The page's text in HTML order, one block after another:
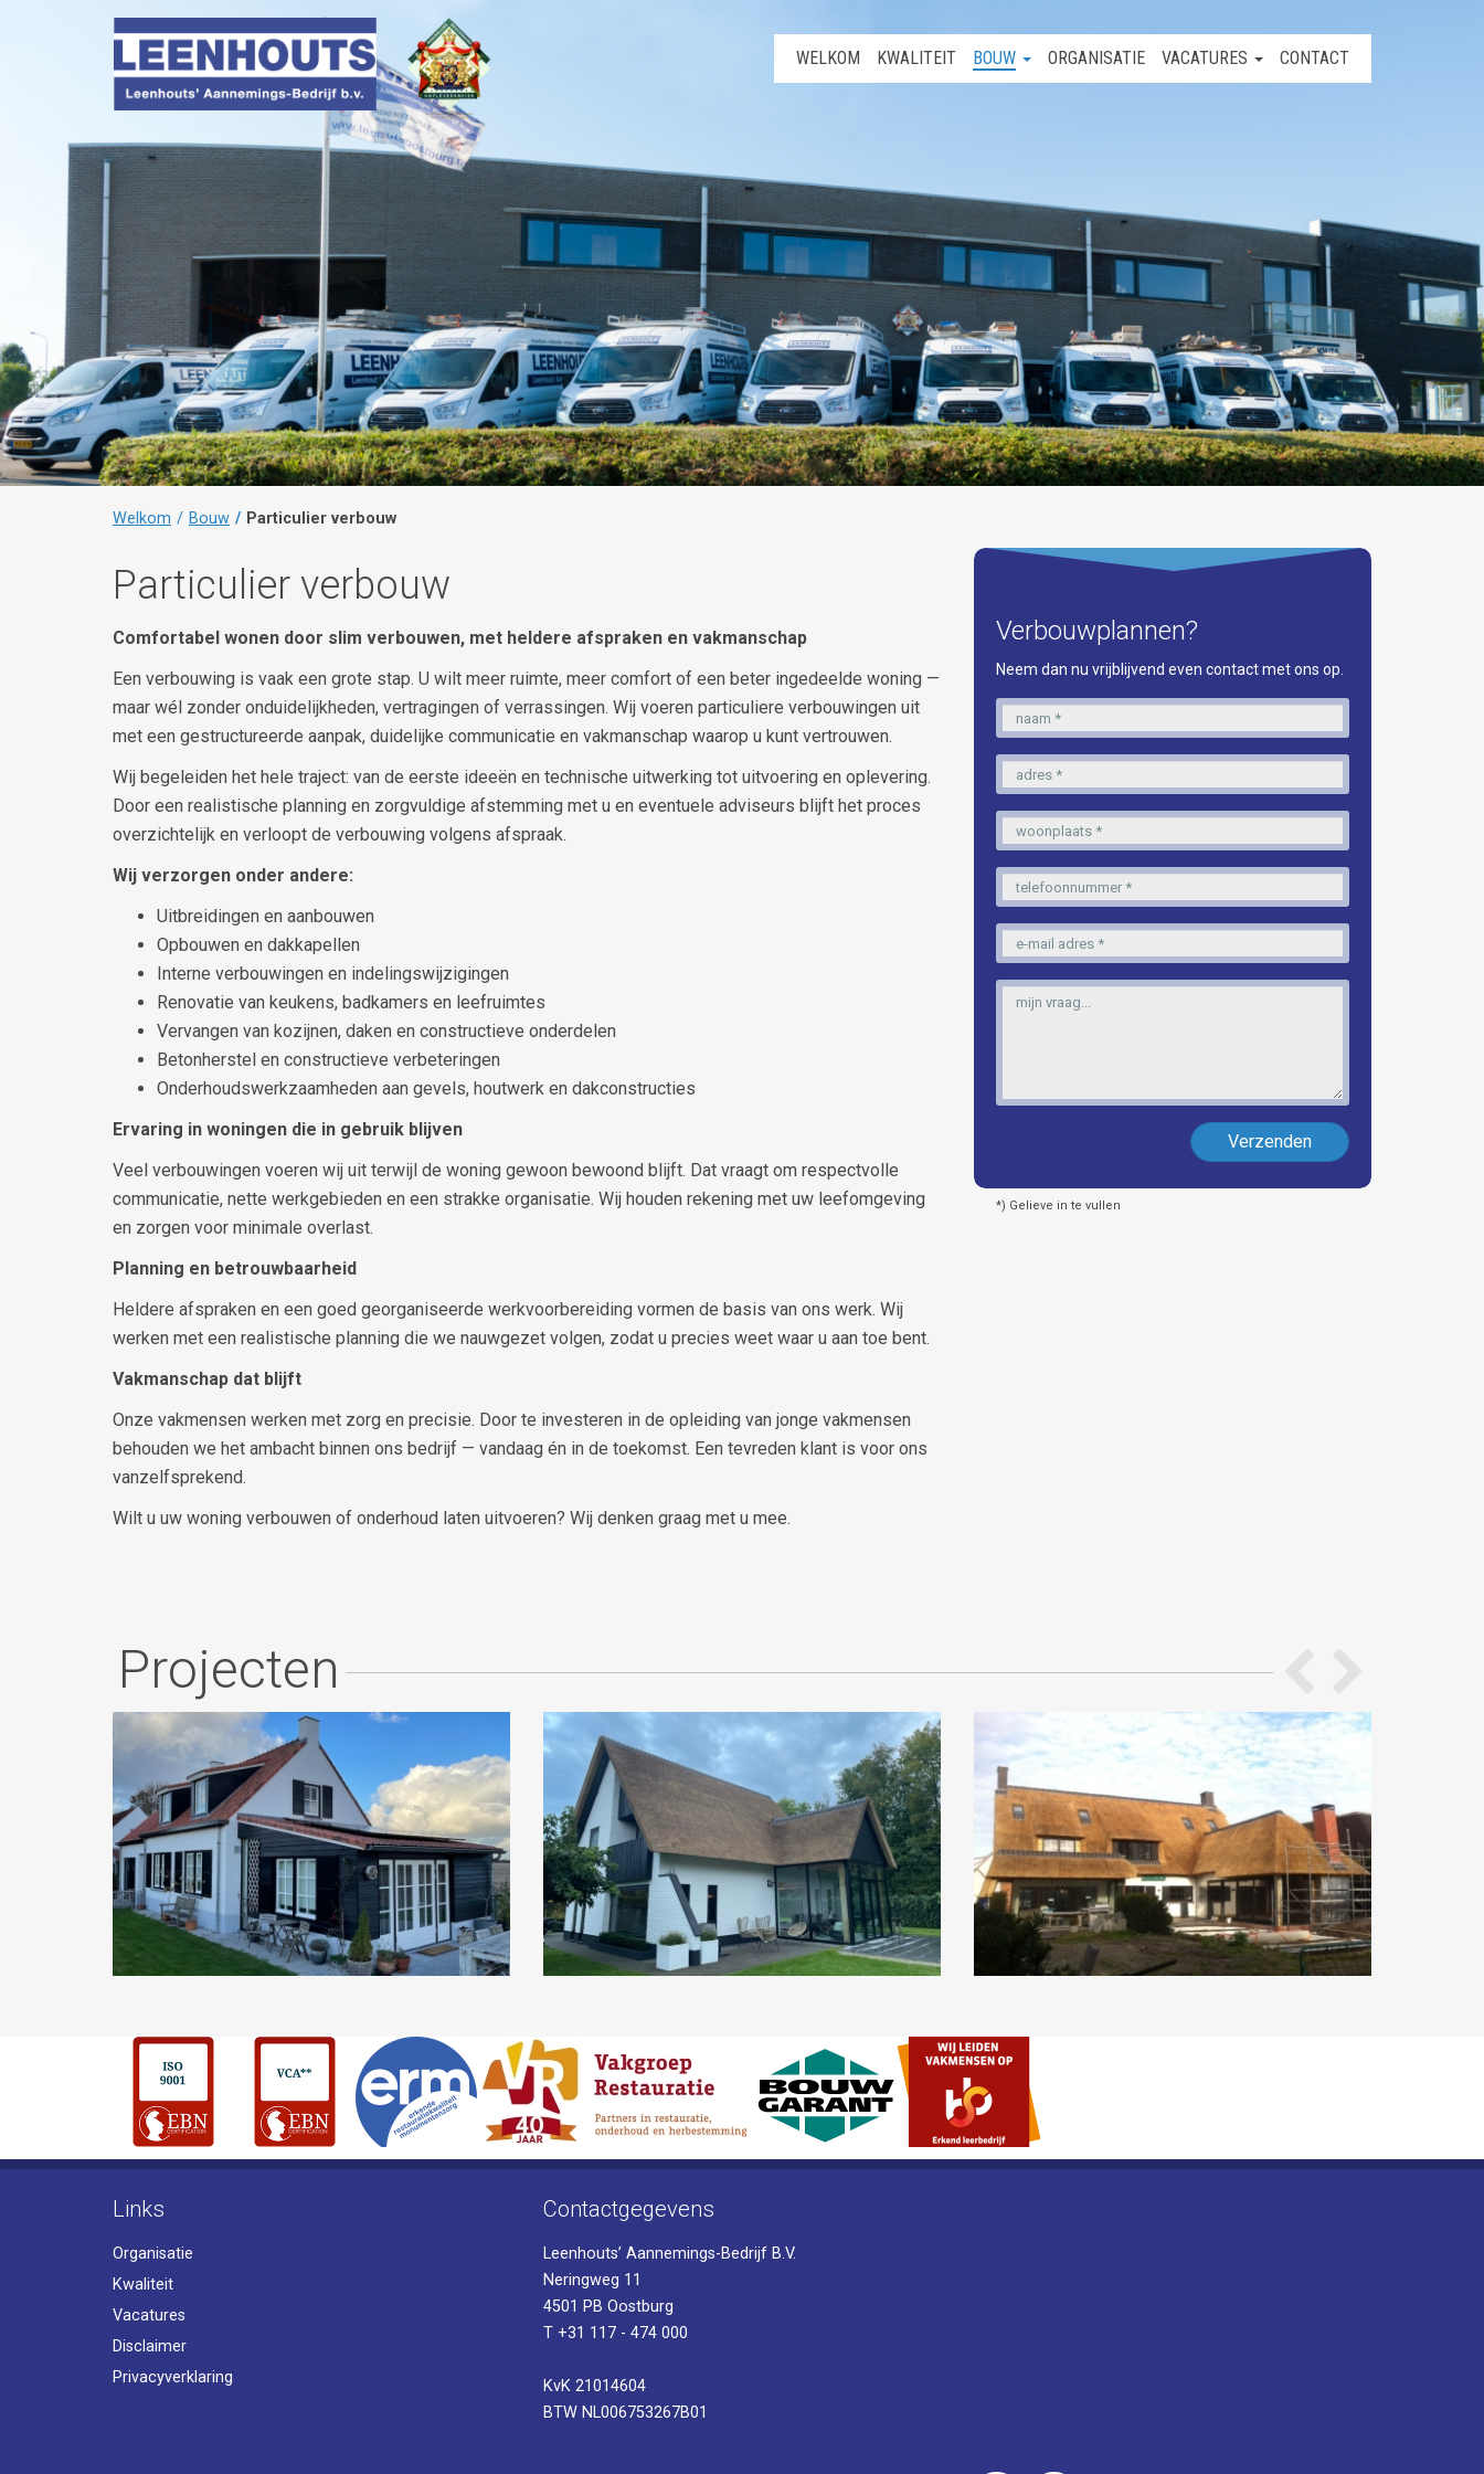
WELKOM KWALITEIT BOUW ORGANISATIE VACATURES CONTACT
Welkom Bouw Particulier verbouw
Particulier verbouw
Comfortabel wonen door slim verbouwen, met heldere afspraken en vakmanschap
Een verbouwing is vaak een grote stap. U wilt meer ruimte, meer comfort of een beter ingedeelde woning —
maar wél zonder onduidelijkheden, vertragingen of verrassingen. Wij voeren particuliere verbouwingen uit
met een gestructureerde aanpak, duidelijke communicatie en vakmanschap waarop u kunt vertrouwen.
Wij begeleiden het hele traject: van de eerste ideeën en technische uitwerking tot uitvoering en oplevering.
Door een realistische planning en zorgvuldige afstemming met u en eventuele adviseurs blijft het proces
overzichtelijk en verloopt de verbouwing volgens afspraak.
Wij verzorgen onder andere:
Uitbreidingen en aanbouwen
Opbouwen en dakkapellen
Interne verbouwingen en indelingswijzigingen
Renovatie van keukens, badkamers en leefruimtes
Vervangen van kozijnen, daken en constructieve onderdelen
Betonherstel en constructieve verbeteringen
Onderhoudswerkzaamheden aan gevels, houtwerk en dakconstructies
Ervaring in woningen die in gebruik blijven
Veel verbouwingen voeren wij uit terwijl de woning gewoon bewoond blijft. Dat vraagt om respectvolle
communicatie, nette werkgebieden en een strakke organisatie. Wij houden rekening met uw leefomgeving
en zorgen voor minimale overlast.
Planning en betrouwbaarheid
Heldere afspraken en een goed georganiseerde werkvoorbereiding vormen de basis van ons werk. Wij
werken met een realistische planning die we nauwgezet volgen, zodat u precies weet waar u aan toe bent.
Vakmanschap dat blijft
Onze vakmensen werken met zorg en precisie. Door te investeren in de opleiding van jonge vakmensen
behouden we het ambacht binnen ons bedrijf — vandaag én in de toekomst. Een tevreden klant is voor ons
vanzelfsprekend.
Wilt u uw woning verbouwen of onderhoud laten uitvoeren? Wij denken graag met u mee.
Verbouwplannen?
Neem dan nu vrijblijvend even contact met ons op.
Verzenden
*) Gelieve in te vullen
Projecten
Links
Organisatie
Kwaliteit
Vacatures
Disclaimer
Privacyverklaring
Contactgegevens
Leenhouts’ Aannemings-Bedrijf B.V.
Neringweg 11
4501 PB Oostburg
T +31 117 - 474 000
KvK 21014604
BTW NL006753267B01